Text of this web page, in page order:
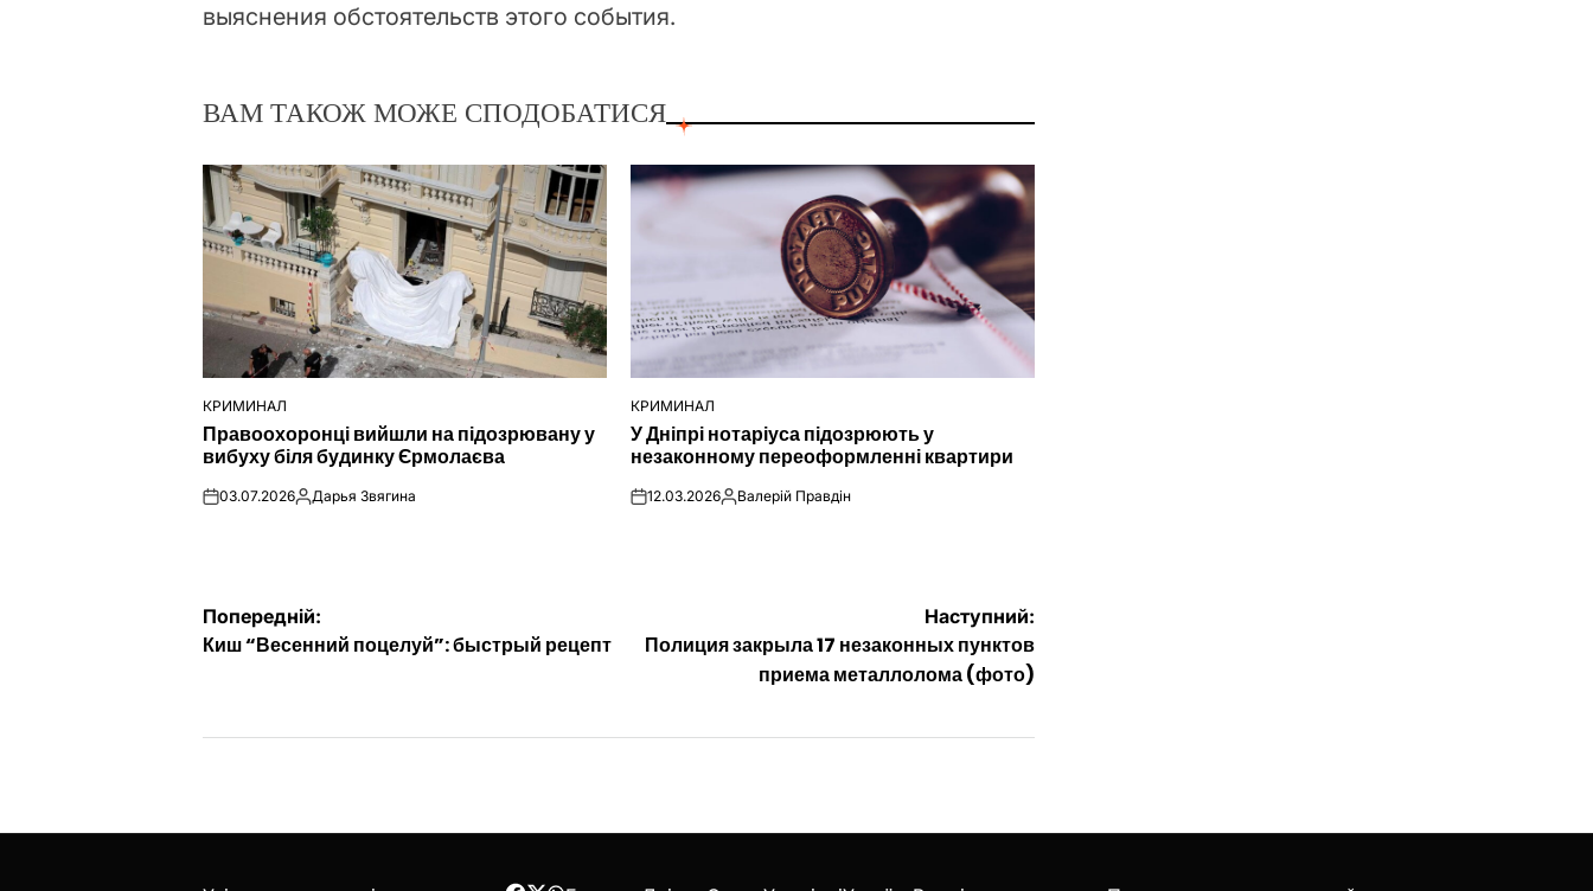
выяснения обстоятельств этого события.
ВАМ ТАКОЖ МОЖЕ СПОДОБАТИСЯ
ОПУБЛІКУВАТИ
КРИМИНАЛ
Правоохоронці вийшли на підозрювану у
вибуху біля будинку Єрмолаєва
on03.07.2026Опубліковано
Дарья Звягина
ОПУБЛІКУВАТИ
У
КРИМИНАЛ
У Дніпрі нотаріуса підозрюють у
незаконному переоформленні квартири
on12.03.2026Опубліковано
Валерій Правдін
Навігація
Попередній:
Киш “Весенний поцелуй”: быстрый рецепт
Наступний:
Полиция закрыла 17 незаконных пунктов
приема металлолома (фото)